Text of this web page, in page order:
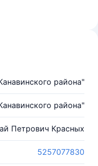
района"
района"
Петрович Красных
5257077830